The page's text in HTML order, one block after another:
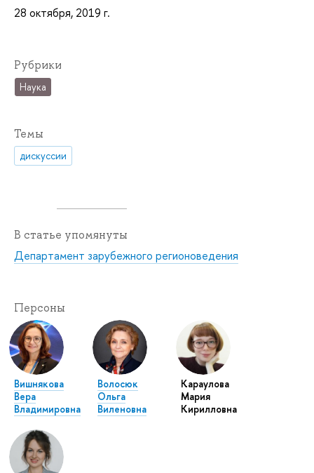
28 октября, 2019 г.
Рубрики
Наука
Темы
дискуссии
В статье упомянуты
Департамент зарубежного регионоведения
Персоны
Вишнякова
Вера
Владимировна
Волосюк
Ольга
Виленовна
Караулова
Мария
Кирилловна